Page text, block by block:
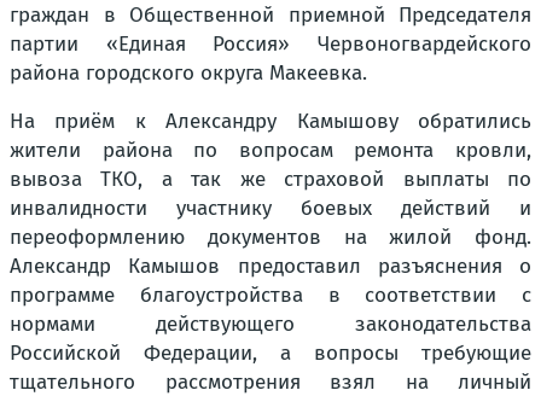
граждан в Общественной приемной Председателя
партии «Единая Россия» Червоногвардейского
района городского округа Макеевка.
На приём к Александру Камышову обратились
жители района по вопросам ремонта кровли,
вывоза ТКО, а так же страховой выплаты по
инвалидности участнику боевых действий и
переоформлению документов на жилой фонд.
Александр Камышов предоставил разъяснения о
программе благоустройства в соответствии с
нормами действующего законодательства
Российской Федерации, а вопросы требующие
тщательного рассмотрения взял на личный